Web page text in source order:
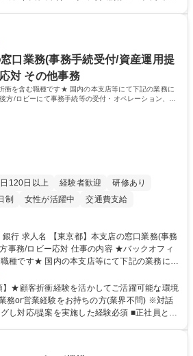
窓口業務(事務手続受付/資産運用提
対 その他事務
衝を含む職種です★ 国内の本支店等にて下記の業務に
方/ロビーにて事務手続等の受付・オペレーション、お
120日以上 経験者歓迎
研修あり
制 女性が活躍中
交通費支給
業務(事務
仕事の内容 ★バックオフィ
種です★ 国内の本支店等にて下記の業務に従
/後方/ロビーにて事務手続等の受付・オペレ
務運用の検討・構築等 ≪業務紹介：ご応募前
https://www.mysite.bk.mufg.jp/career/circle/
】★顧客折衝経験を活かしてご活躍可能な環境
務or営業経験をお持ちの方(業界不問) ※対話
/提案を実施した経験必須 ■正社員とし
ます。 幅広いキャリアの選択肢があり、公募